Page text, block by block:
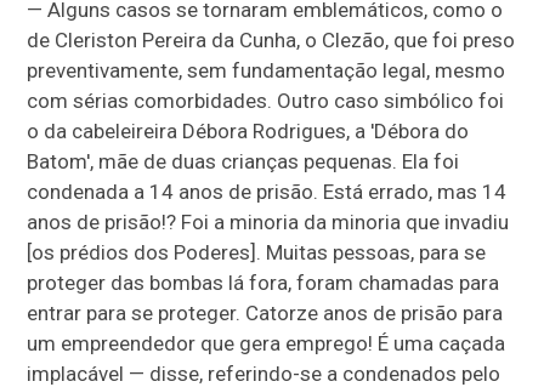
— Alguns casos se tornaram emblemáticos, como o
de Cleriston Pereira da Cunha, o Clezão, que foi preso
preventivamente, sem fundamentação legal, mesmo
com sérias comorbidades. Outro caso simbólico foi
o da cabeleireira Débora Rodrigues, a 'Débora do
Batom', mãe de duas crianças pequenas. Ela foi
condenada a 14 anos de prisão. Está errado, mas 14
anos de prisão!? Foi a minoria da minoria que invadiu
[os prédios dos Poderes]. Muitas pessoas, para se
proteger das bombas lá fora, foram chamadas para
entrar para se proteger. Catorze anos de prisão para
um empreendedor que gera emprego! É uma caçada
implacável — disse, referindo-se a condenados pelo